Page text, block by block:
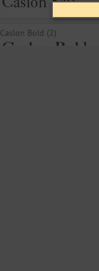
Caslon Bold (2)